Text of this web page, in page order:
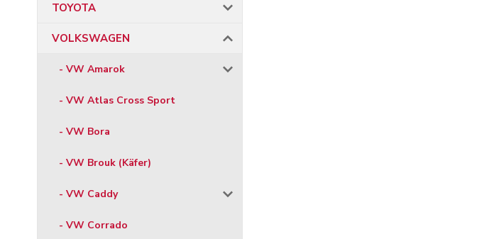
TOYOTA
VOLKSWAGEN
- VW Amarok
- VW Atlas Cross Sport
- VW Bora
- VW Brouk (Käfer)
- VW Caddy
- VW Corrado